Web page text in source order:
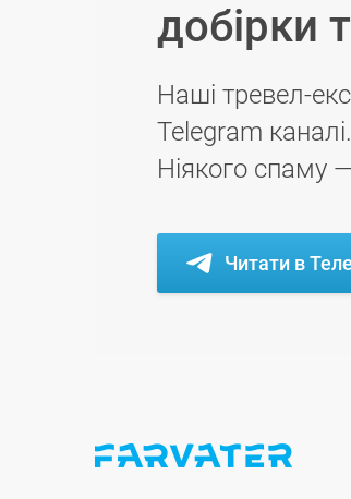
добірки
Наші тревел-
Telegram каналі.
Ніякого спаму
Читати в